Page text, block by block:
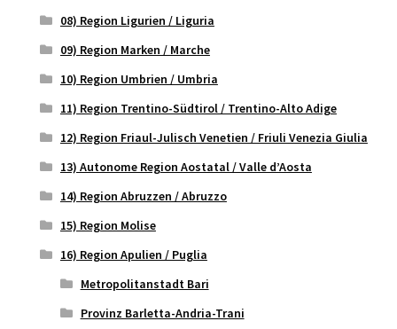
08) Region Ligurien / Liguria
09) Region Marken / Marche
10) Region Umbrien / Umbria
11) Region Trentino-Südtirol / Trentino-Alto Adige
12) Region Friaul-Julisch Venetien / Friuli Venezia Giulia
13) Autonome Region Aostatal / Valle d’Aosta
14) Region Abruzzen / Abruzzo
15) Region Molise
16) Region Apulien / Puglia
Metropolitanstadt Bari
Provinz Barletta-Andria-Trani